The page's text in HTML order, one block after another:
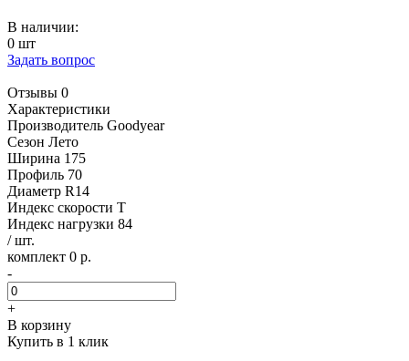
В наличии:
0 шт
Задать вопрос
Отзывы 0
Характеристики
Производитель Goodyear
Сезон Лето
Ширина 175
Профиль 70
Диаметр R14
Индекс скорости T
Индекс нагрузки 84
/ шт.
комплект 0 р.
-
+
В корзину
Купить в 1 клик